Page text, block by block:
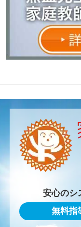
安心のシ
無料指